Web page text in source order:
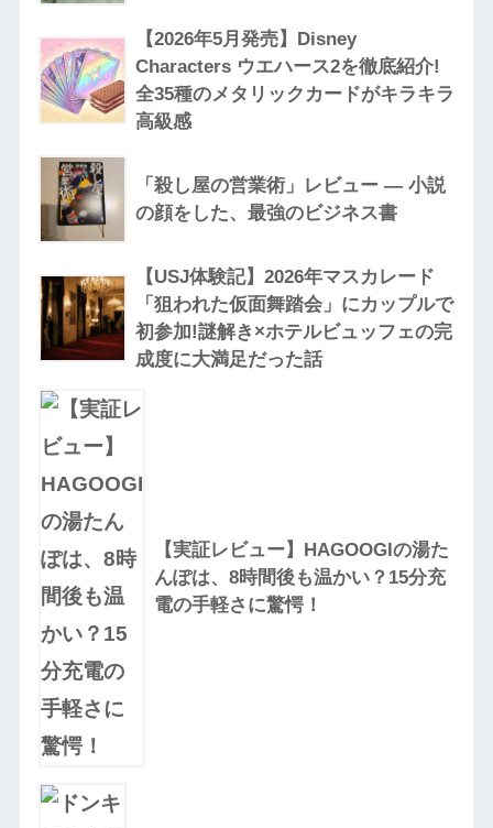
【2026年5月発売】Disney
Characters ウエハース2を徹底紹介!
全35種のメタリックカードがキラキラ
高級感
「殺し屋の営業術」レビュー — 小説
の顔をした、最強のビジネス書
【USJ体験記】2026年マスカレード
「狙われた仮面舞踏会」にカップルで
初参加!謎解き×ホテルビュッフェの完
成度に大満足だった話
【実証レビュー】HAGOOGIの湯た
んぽは、8時間後も温かい？15分充
電の手軽さに驚愕！